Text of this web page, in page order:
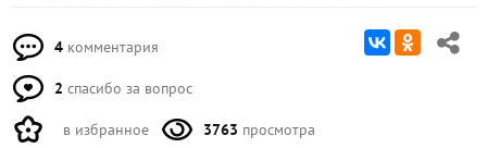
4 комментария
2 спасибо за вопрос
в избранное 3763 просмотра